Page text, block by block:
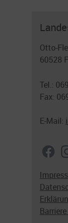
Otto-
60528
Tel.:
Fax:
E-Mail: